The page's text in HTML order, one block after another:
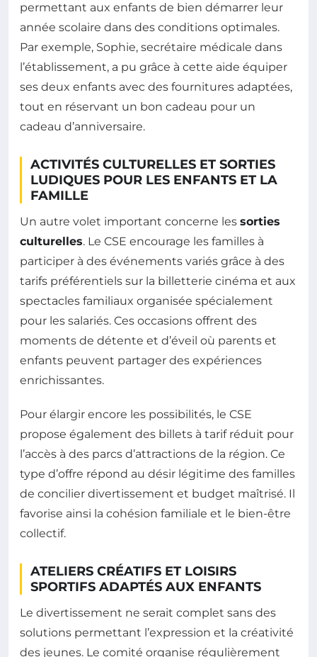
permettant aux enfants de bien démarrer leur
année scolaire dans des conditions optimales.
Par exemple, Sophie, secrétaire médicale dans
l’établissement, a pu grâce à cette aide équiper
ses deux enfants avec des fournitures adaptées,
tout en réservant un bon cadeau pour un
cadeau d’anniversaire.
ACTIVITÉS CULTURELLES ET SORTIES
LUDIQUES POUR LES ENFANTS ET LA
FAMILLE
Un autre volet important concerne les sorties
culturelles. Le CSE encourage les familles à
participer à des événements variés grâce à des
tarifs préférentiels sur la billetterie cinéma et aux
spectacles familiaux organisée spécialement
pour les salariés. Ces occasions offrent des
moments de détente et d’éveil où parents et
enfants peuvent partager des expériences
enrichissantes.
Pour élargir encore les possibilités, le CSE
propose également des billets à tarif réduit pour
l’accès à des parcs d’attractions de la région. Ce
type d’offre répond au désir légitime des familles
de concilier divertissement et budget maîtrisé. Il
favorise ainsi la cohésion familiale et le bien-être
collectif.
ATELIERS CRÉATIFS ET LOISIRS
SPORTIFS ADAPTÉS AUX ENFANTS
Le divertissement ne serait complet sans des
solutions permettant l’expression et la créativité
des jeunes. Le comité organise régulièrement